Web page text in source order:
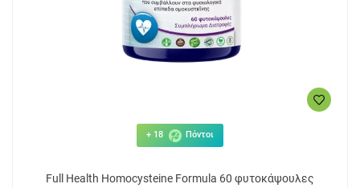
+ 18 Πόντοι
Full Health Homocysteine Formula 60 φυτοκάψουλες